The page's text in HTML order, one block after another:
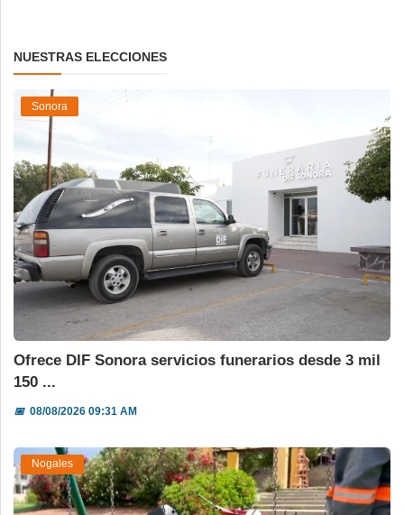
NUESTRAS ELECCIONES
Sonora
Ofrece DIF Sonora servicios funerarios desde 3 mil
150 ...
📅08/08/2026 09:31 AM
Nogales